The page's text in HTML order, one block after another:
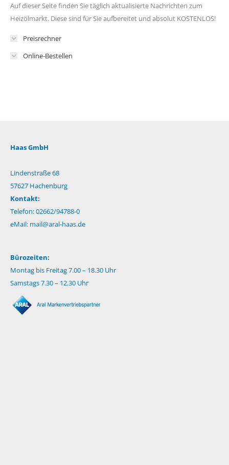
Auf dieser Seite finden Sie täglich aktualisierte Nachrichten zum
Heizölmarkt. Diese sind für Sie aufbereitet und absolut KOSTENLOS!
Preisrechner
Online-Bestellen
Haas GmbH
Lindenstraße 68
57627 Hachenburg
Kontakt:
Telefon: 02662/94788-0
eMail: mail@aral-haas.de
Bürozeiten:
Montag bis Freitag 7.00 – 18.30 Uhr
Samstags 7.30 – 12.30 Uhr